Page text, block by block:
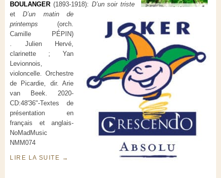
BOULANGER (1893-1918): D’un soir triste
etD’un matin de
printemps (orch.
Camille PÉPIN)
. Julien Hervé,
clarinette ; Yan
Levionnois,
violoncelle. Orchestre
de Picardie, dir. Arie
van Beek. 2020-
CD:48'36"-Textes de
présentation en
français et anglais-
NoMadMusic
NMM074
LIRE LA SUITE →